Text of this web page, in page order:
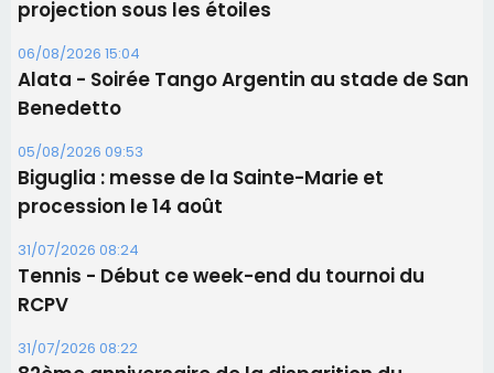
31/07/2026 08:24
Tennis - Début ce week-end du tournoi du
RCPV
31/07/2026 08:22
82ème anniversaire de la disparition du
Commandant Antoine de Saint Exupery
Les plus lus
Satine Nomary est la nouvelle Miss Corse 2026